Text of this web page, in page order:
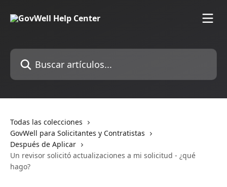
Buscar artículos...
Todas las colecciones
GovWell para Solicitantes y Contratistas
Después de Aplicar
Un revisor solicitó actualizaciones a mi solicitud - ¿qué
hago?